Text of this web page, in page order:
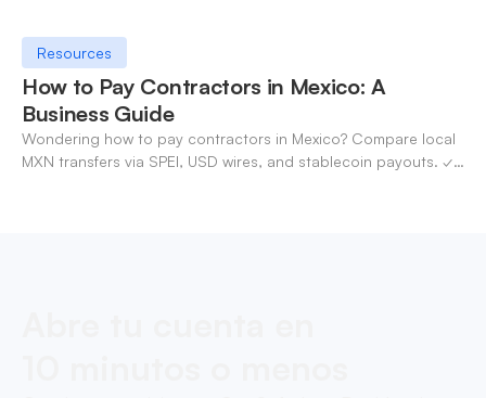
Resources
How to Pay Contractors in Mexico: A
Business Guide
Wondering how to pay contractors in Mexico? Compare local
MXN transfers via SPEI, USD wires, and stablecoin payouts. ✓